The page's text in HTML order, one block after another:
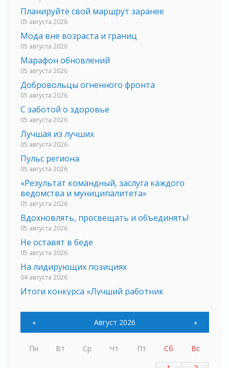
Планируйте свой маршрут заранее
05 августа 2026
Мода вне возраста и границ
05 августа 2026
Марафон обновлений
05 августа 2026
Добровольцы огненного фронта
05 августа 2026
С заботой о здоровье
05 августа 2026
Лучшая из лучших
05 августа 2026
Пульс региона
05 августа 2026
«Результат командный, заслуга каждого
ведомства и муниципалитета»
05 августа 2026
Вдохновлять, просвещать и объединять!
05 августа 2026
Не оставят в беде
05 августа 2026
На лидирующих позициях
04 августа 2026
Итоги конкурса «Лучший работник
04 августа 2026
Ставка на дисциплину на перекрестках
В Ленобласти растет потребление
« Август 2026 »
Пн Вт Ср Чт Пт Сб
Вс